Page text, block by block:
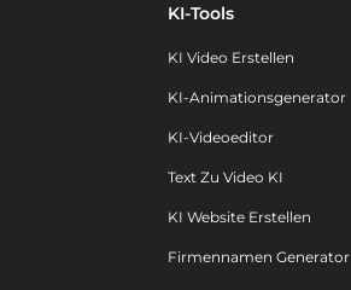
KI-Tools
KI Video Erstellen
KI-Animationsgenerator
KI-Videoeditor
Text Zu Video KI
KI Website Erstellen
Firmennamen Generator